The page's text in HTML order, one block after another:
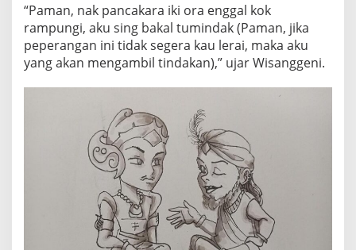
“Paman, nak pancakara iki ora enggal kok
rampungi, aku sing bakal tumindak (Paman, jika
peperangan ini tidak segera kau lerai, maka aku
yang akan mengambil tindakan),” ujar Wisanggeni.